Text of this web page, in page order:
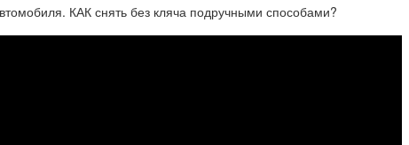
КАК снять без кляча подручными способами?